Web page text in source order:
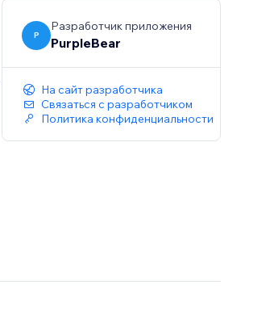
P
Разработчик приложения
PurpleBear
На сайт разработчика
Связаться с разработчиком
Политика конфиденциальности